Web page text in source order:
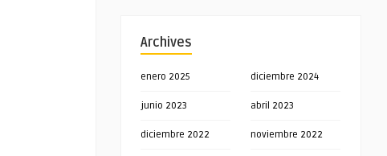
Archives
enero 2025 diciembre 2024
junio 2023 abril 2023
diciembre 2022 noviembre 2022